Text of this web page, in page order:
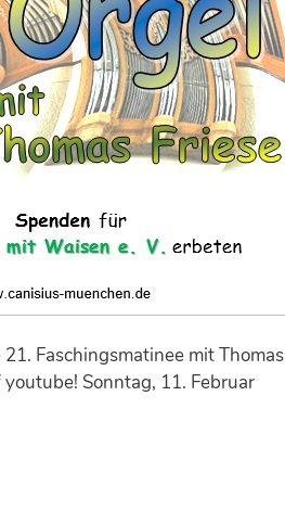
Faschingsmatinee mit Thomas
Sonntag, 11. Februar